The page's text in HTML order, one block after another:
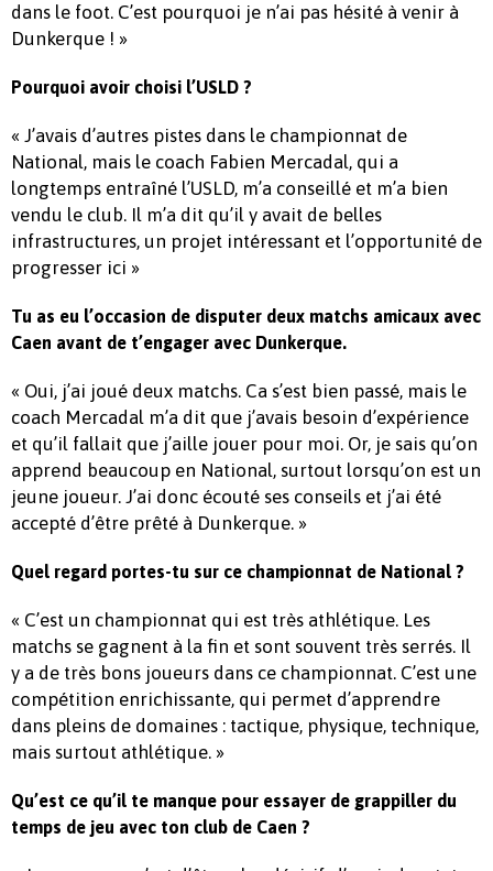
dans le foot. C’est pourquoi je n’ai pas hésité à venir à
Dunkerque ! »
Pourquoi avoir choisi l’USLD ?
« J’avais d’autres pistes dans le championnat de
National, mais le coach Fabien Mercadal, qui a
longtemps entraîné l’USLD, m’a conseillé et m’a bien
vendu le club. Il m’a dit qu’il y avait de belles
infrastructures, un projet intéressant et l’opportunité de
progresser ici »
Tu as eu l’occasion de disputer deux matchs amicaux avec
Caen avant de t’engager avec Dunkerque.
« Oui, j’ai joué deux matchs. Ca s’est bien passé, mais le
coach Mercadal m’a dit que j’avais besoin d’expérience
et qu’il fallait que j’aille jouer pour moi. Or, je sais qu’on
apprend beaucoup en National, surtout lorsqu’on est un
jeune joueur. J’ai donc écouté ses conseils et j’ai été
accepté d’être prêté à Dunkerque. »
Quel regard portes-tu sur ce championnat de National ?
« C’est un championnat qui est très athlétique. Les
matchs se gagnent à la fin et sont souvent très serrés. Il
y a de très bons joueurs dans ce championnat. C’est une
compétition enrichissante, qui permet d’apprendre
dans pleins de domaines : tactique, physique, technique,
mais surtout athlétique. »
Qu’est ce qu’il te manque pour essayer de grappiller du
temps de jeu avec ton club de Caen ?